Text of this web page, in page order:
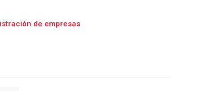
de empresas